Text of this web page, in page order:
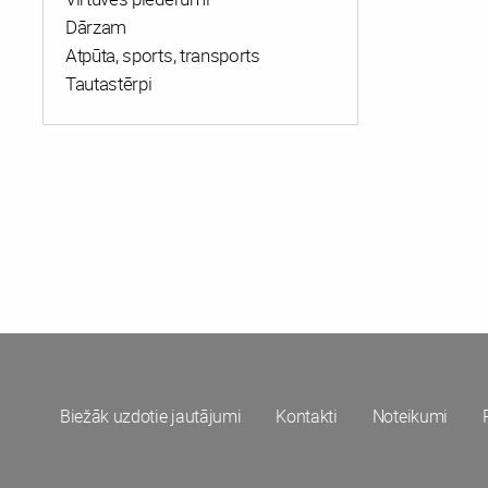
Dārzam
Atpūta, sports, transports
Tautastērpi
Biežāk uzdotie jautājumi Kontakti Noteikumi